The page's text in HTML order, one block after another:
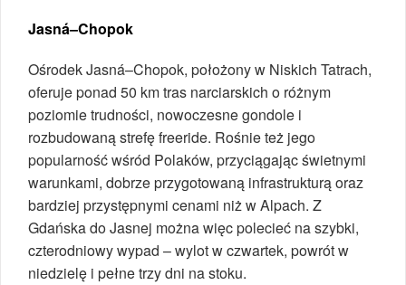
Jasná–Chopok
Ośrodek Jasná–Chopok, położony w Niskich Tatrach,
oferuje ponad 50 km tras narciarskich o różnym
poziomie trudności, nowoczesne gondole i
rozbudowaną strefę freeride. Rośnie też jego
popularność wśród Polaków, przyciągając świetnymi
warunkami, dobrze przygotowaną infrastrukturą oraz
bardziej przystępnymi cenami niż w Alpach. Z
Gdańska do Jasnej można więc polecieć na szybki,
czterodniowy wypad – wylot w czwartek, powrót w
niedzielę i pełne trzy dni na stoku.